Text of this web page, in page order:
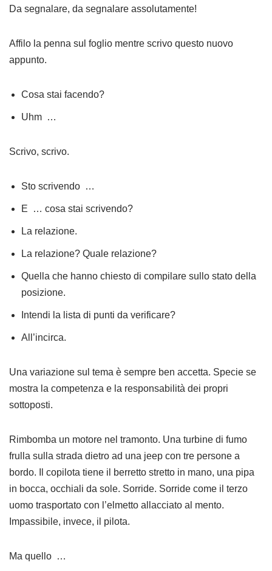
Da segnalare, da segnalare assolutamente!
Affilo la penna sul foglio mentre scrivo questo nuovo
appunto.
Cosa stai facendo?
Uhm …
Scrivo, scrivo.
Sto scrivendo …
E … cosa stai scrivendo?
La relazione.
La relazione? Quale relazione?
Quella che hanno chiesto di compilare sullo stato della
posizione.
Intendi la lista di punti da verificare?
All’incirca.
Una variazione sul tema è sempre ben accetta. Specie se
mostra la competenza e la responsabilità dei propri
sottoposti.
Rimbomba un motore nel tramonto. Una turbine di fumo
frulla sulla strada dietro ad una jeep con tre persone a
bordo. Il copilota tiene il berretto stretto in mano, una pipa
in bocca, occhiali da sole. Sorride. Sorride come il terzo
uomo trasportato con l’elmetto allacciato al mento.
Impassibile, invece, il pilota.
Ma quello …